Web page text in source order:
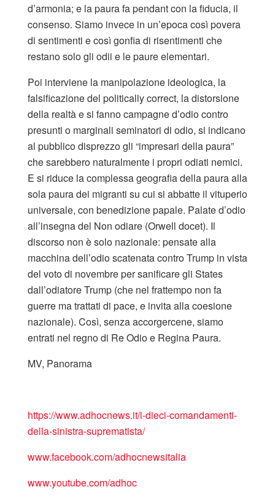
d’armonia; e la paura fa pendant con la fiducia, il
consenso. Siamo invece in un’epoca così povera
di sentimenti e così gonfia di risentimenti che
restano solo gli odii e le paure elementari.
Poi interviene la manipolazione ideologica, la
falsificazione del politically correct, la distorsione
della realtà e si fanno campagne d’odio contro
presunti o marginali seminatori di odio, si indicano
al pubblico disprezzo gli “impresari della paura”
che sarebbero naturalmente i propri odiati nemici.
E si riduce la complessa geografia della paura alla
sola paura dei migranti su cui si abbatte il vituperio
universale, con benedizione papale. Palate d’odio
all’insegna del Non odiare (Orwell docet). Il
discorso non è solo nazionale: pensate alla
macchina dell’odio scatenata contro Trump in vista
del voto di novembre per sanificare gli States
dall’odiatore Trump (che nel frattempo non fa
guerre ma trattati di pace, e invita alla coesione
nazionale). Così, senza accorgercene, siamo
entrati nel regno di Re Odio e Regina Paura.
MV, Panorama
https://www.adhocnews.it/i-dieci-comandamenti-
della-sinistra-suprematista/
www.facebook.com/adhocnewsitalia
www.youtube.com/adhoc